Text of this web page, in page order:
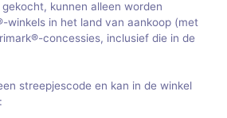
kunnen alleen worden
winkels in het land van aankoop (met
concessies, inclusief die in de
streepjescode en kan in de winkel